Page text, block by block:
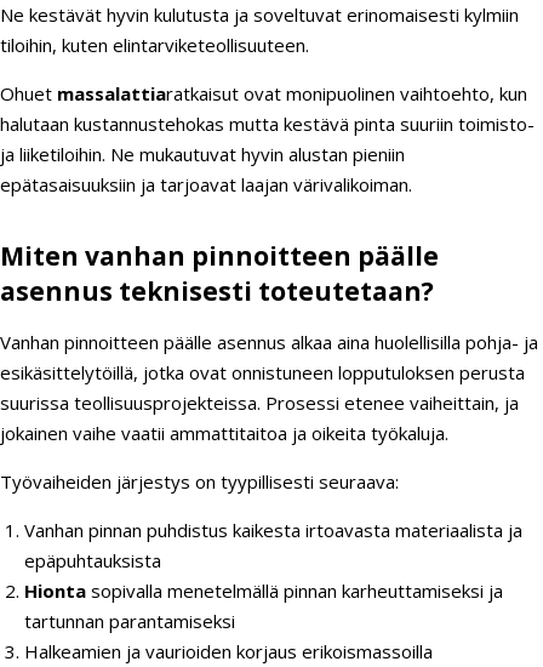
Ne kestävät hyvin kulutusta ja soveltuvat erinomaisesti kylmiin
tiloihin, kuten elintarviketeollisuuteen.
Ohuet massalattiaratkaisut ovat monipuolinen vaihtoehto, kun
halutaan kustannustehokas mutta kestävä pinta suuriin toimisto-
ja liiketiloihin. Ne mukautuvat hyvin alustan pieniin
epätasaisuuksiin ja tarjoavat laajan värivalikoiman.
Miten vanhan pinnoitteen päälle
asennus teknisesti toteutetaan?
Vanhan pinnoitteen päälle asennus alkaa aina huolellisilla pohja- ja
esikäsittelytöillä, jotka ovat onnistuneen lopputuloksen perusta
suurissa teollisuusprojekteissa. Prosessi etenee vaiheittain, ja
jokainen vaihe vaatii ammattitaitoa ja oikeita työkaluja.
Työvaiheiden järjestys on tyypillisesti seuraava:
Vanhan pinnan puhdistus kaikesta irtoavasta materiaalista ja
epäpuhtauksista
Hionta sopivalla menetelmällä pinnan karheuttamiseksi ja
tartunnan parantamiseksi
Halkeamien ja vaurioiden korjaus erikoismassoilla